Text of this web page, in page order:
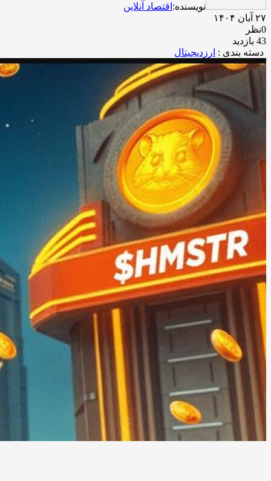
نویسنده: اقتصاد آنلاین
۲۷ آبان ۱۴۰۴
0نظر
43 بازدید
دسته بندی : ارزدیجیتال